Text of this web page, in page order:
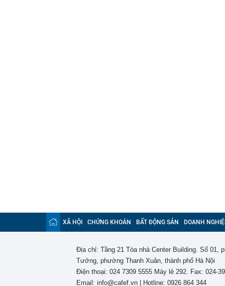
XÃ HỘI CHỨNG KHOÁN BẤT ĐỘNG SẢN DOANH
Địa chỉ: Tầng 21 Tòa nhà Center Building. Số 01,
Tưởng, phường Thanh Xuân, thành phố Hà Nội
Điện thoại: 024 7309 5555 Máy lẻ 292. Fax: 024-
Email: info@cafef.vn | Hotline: 0926 864 344